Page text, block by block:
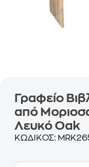
Γραφείο
από
Λευκό Oak
ΚΩΔΙΚΟΣ: